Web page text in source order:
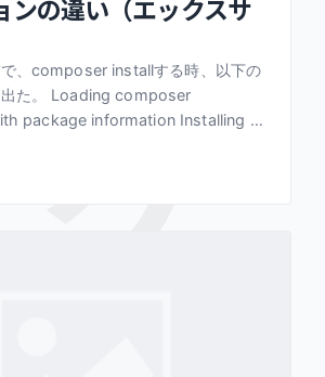
ク
ンの違い（エックスサ
、composer installする時、以下の
出た。 Loading composer
package information Installing d